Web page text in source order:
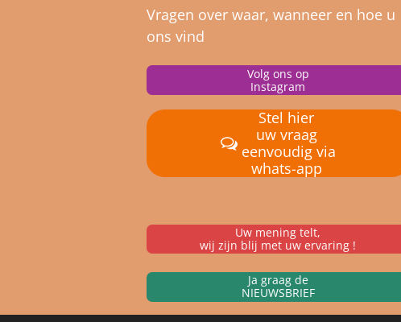
Vragen over waar, wanneer en hoe u
ons vind
Volg ons op
Instagram
Stel hier
uw vraag
eenvoudig via
whats-app
Uw mening telt,
wij zijn blij met uw ervaring !
Ja graag de
NIEUWSBRIEF